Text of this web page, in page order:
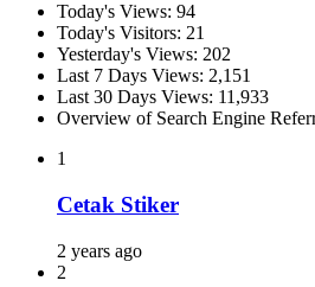
Today's Views: 94
Today's Visitors: 21
Yesterday's Views: 202
Last 7 Days Views: 2,151
Last 30 Days Views: 11,933
Overview of Search Engine
1
Cetak Stiker
2 years ago
2